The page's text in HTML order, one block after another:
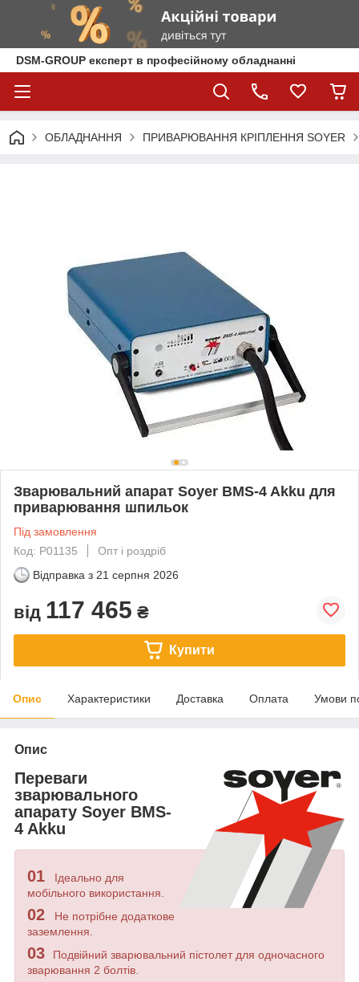
DSM-GROUP експерт в професійному обладнанні
ОБЛАДНАННЯ ПРИВАРЮВАННЯ КРІПЛЕННЯ SOYER
Зварювальний апарат Soyer BMS-4 Akku для
приварювання шпильок
Під замовлення
Код: P01135
Опт і роздріб
Відправка з 21 серпня 2026
від 117 465 ₴
Купити
Опис Характеристики Доставка Оплата Умови
Опис
Переваги
зварювального
апарату Soyer BMS-
4 Akku
01
Ідеально для
мобільного використання.
02
Не потрібне додаткове
заземлення.
03
Подвійний зварювальний пістолет для одночасного
зварювання 2 болтів.